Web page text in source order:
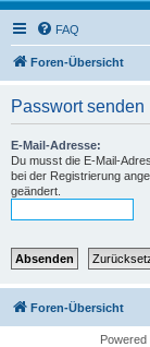
FAQ
Foren-Übersicht
Passwort senden
E-Mail-Adresse:
Du musst die E-Mail-
bei der Registrierung
geändert.
Foren-Übersicht
Powered